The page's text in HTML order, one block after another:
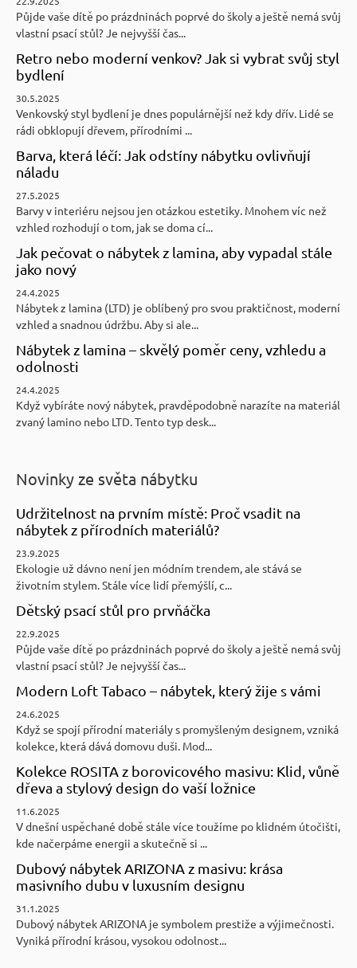
Půjde vaše dítě po prázdninách poprvé do školy a ještě nemá svůj
vlastní psací stůl? Je nejvyšší čas...
Retro nebo moderní venkov? Jak si vybrat svůj styl
bydlení
30.5.2025
Venkovský styl bydlení je dnes populárnější než kdy dřív. Lidé se
rádi obklopují dřevem, přírodními ...
Barva, která léčí: Jak odstíny nábytku ovlivňují
náladu
27.5.2025
Barvy v interiéru nejsou jen otázkou estetiky. Mnohem víc než
vzhled rozhodují o tom, jak se doma cí...
Jak pečovat o nábytek z lamina, aby vypadal stále
jako nový
24.4.2025
Nábytek z lamina (LTD) je oblíbený pro svou praktičnost, moderní
vzhled a snadnou údržbu. Aby si ale...
Nábytek z lamina – skvělý poměr ceny, vzhledu a
odolnosti
24.4.2025
Když vybíráte nový nábytek, pravděpodobně narazíte na materiál
zvaný lamino nebo LTD. Tento typ desk...
Novinky ze světa nábytku
Udržitelnost na prvním místě: Proč vsadit na
nábytek z přírodních materiálů?
23.9.2025
Ekologie už dávno není jen módním trendem, ale stává se
životním stylem. Stále více lidí přemýšlí, c...
Dětský psací stůl pro prvňáčka
22.9.2025
Půjde vaše dítě po prázdninách poprvé do školy a ještě nemá svůj
vlastní psací stůl? Je nejvyšší čas...
Modern Loft Tabaco – nábytek, který žije s vámi
24.6.2025
Když se spojí přírodní materiály s promyšleným designem, vzniká
kolekce, která dává domovu duši. Mod...
Kolekce ROSITA z borovicového masivu: Klid, vůně
dřeva a stylový design do vaší ložnice
11.6.2025
V dnešní uspěchané době stále více toužíme po klidném útočišti,
kde načerpáme energii a skutečně si ...
Dubový nábytek ARIZONA z masivu: krása
masivního dubu v luxusním designu
31.1.2025
Dubový nábytek ARIZONA je symbolem prestiže a výjimečnosti.
Vyniká přírodní krásou, vysokou odolnost...